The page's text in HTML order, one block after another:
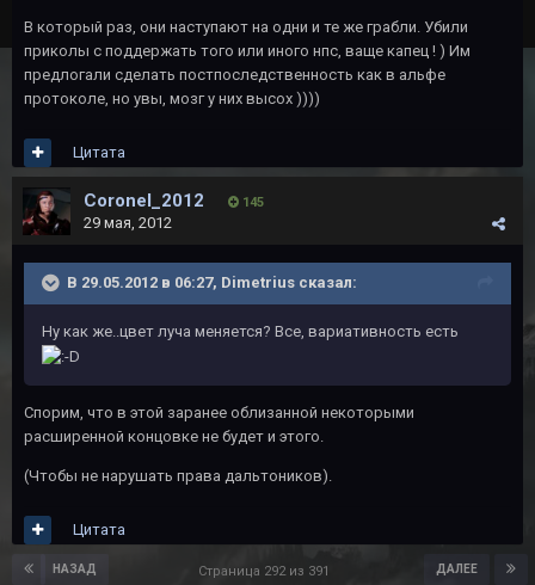
В который раз, они наступают на одни и те же грабли. Убили
приколы с поддержать того или иного нпс, ваще капец ! ) Им
предлогали сделать постпоследственность как в альфе
протоколе, но увы, мозг у них высох ))))
Цитата
Coronel_2012 145
29 мая, 2012
В 29.05.2012 в 06:27, Dimetrius сказал:
Ну как же..цвет луча меняется? Все, вариативность есть
Спорим, что в этой заранее облизанной некоторыми
расширенной концовке не будет и этого.
(Чтобы не нарушать права дальтоников).
Цитата
НАЗАД ДАЛЕЕ
Страница 292 из 391